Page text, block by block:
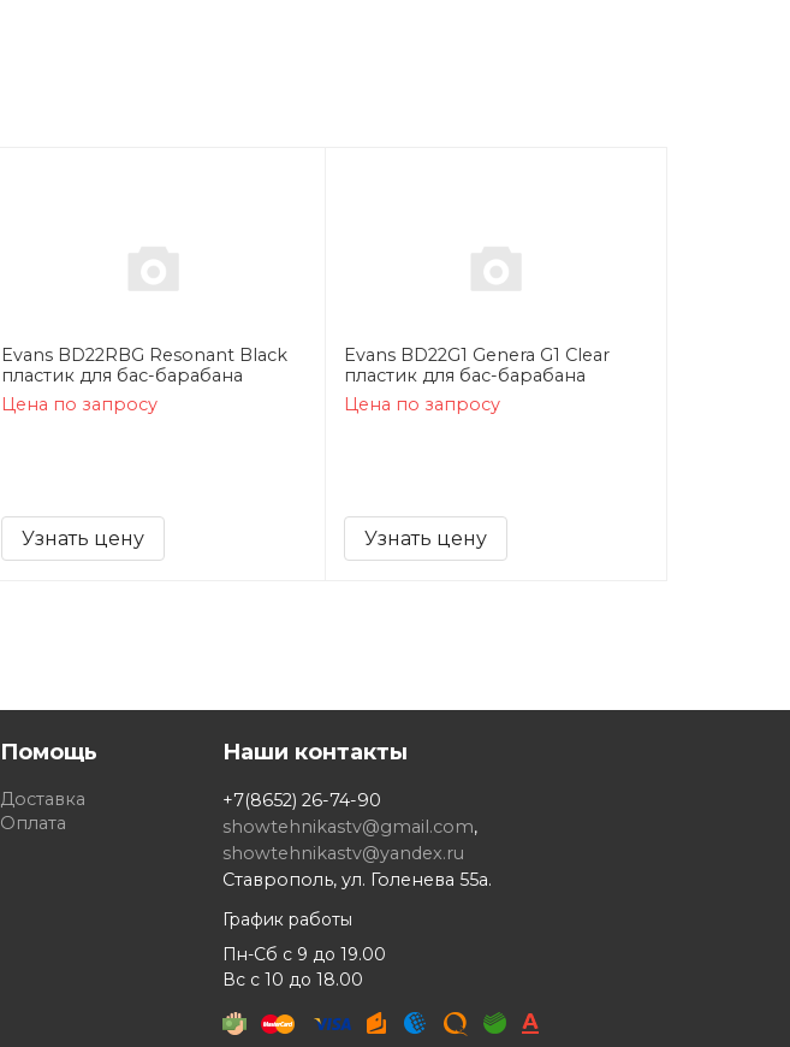
Evans BD22RBG Resonant Black
пластик для бас-барабана
Цена по запросу
Узнать цену
Evans BD22G1 Genera G1 Clear
пластик для бас-барабана
Цена по запросу
Узнать цену
Помощь
Доставка
Оплата
Наши контакты
+7(8652) 26-74-90
showtehnikastv@gmail.com,
showtehnikastv@yandex.ru
Ставрополь, ул. Голенева 55а.
График работы
Пн-Сб с 9 до 19.00
Вс с 10 до 18.00